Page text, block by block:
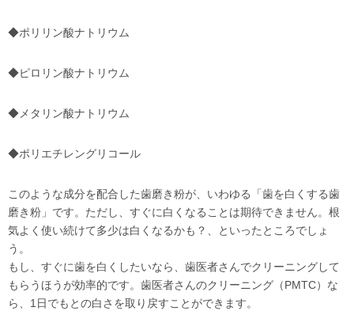
◆ポリリン酸ナトリウム
◆ピロリン酸ナトリウム
◆メタリン酸ナトリウム
◆ポリエチレングリコール
このような成分を配合した歯磨き粉が、いわゆる「歯を白くする歯
磨き粉」です。ただし、すぐに白くなることは期待できません。根
気よく使い続けて多少は白くなるかも？、といったところでしょ
う。
もし、すぐに歯を白くしたいなら、歯医者さんでクリーニングして
もらうほうが効率的です。歯医者さんのクリーニング（PMTC）な
ら、1日でもとの白さを取り戻すことができます。